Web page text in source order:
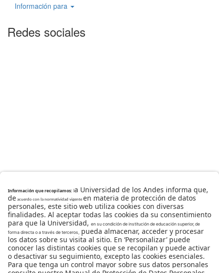
Información para
Redes sociales